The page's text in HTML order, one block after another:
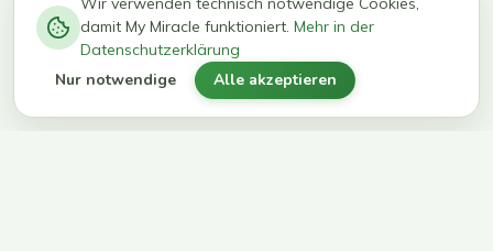
kg in 12
Wochen
erreichen
ihr Ziel
damit My Miracle funktioniert. Mehr in der
Datenschutzerklärung
Nur notwendige Alle akzeptieren